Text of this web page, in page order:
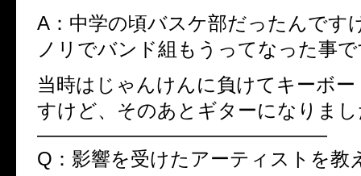
A：中学の頃バスケ部だったんです
ノリでバンド組もうってなった事
当時はじゃんけんに負けてキーボ
すけど、そのあとギターになりま
———————————————
Q：影響を受けたアーティストを教